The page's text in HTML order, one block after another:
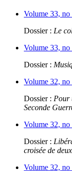
Volume 33, no
Dossier : Le
Volume 33,
Dossier :
Volume 32, no
Dossier : Pour
Seconde
Volume 32,
Dossier :
croisée de
Volume 32, no